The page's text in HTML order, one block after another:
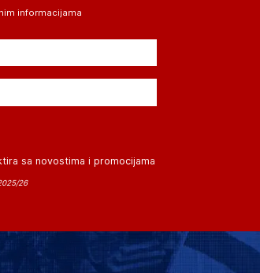
informacijama
sa novostima i promocijama
26